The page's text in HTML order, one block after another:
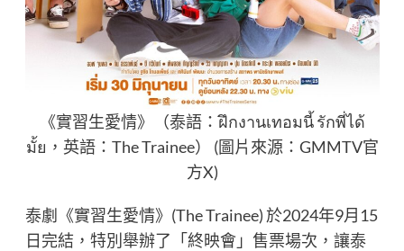
《實習生愛情》（泰語：ฝึกงานเทอมนี้ รักพี่ได้
มั้ย，英語：The Trainee） (圖片來源：GMMTV官
方X)
泰劇《實習生愛情》(The Trainee) 於2024年9月15
日完結，特別舉辦了「終映會」售票場次，讓泰